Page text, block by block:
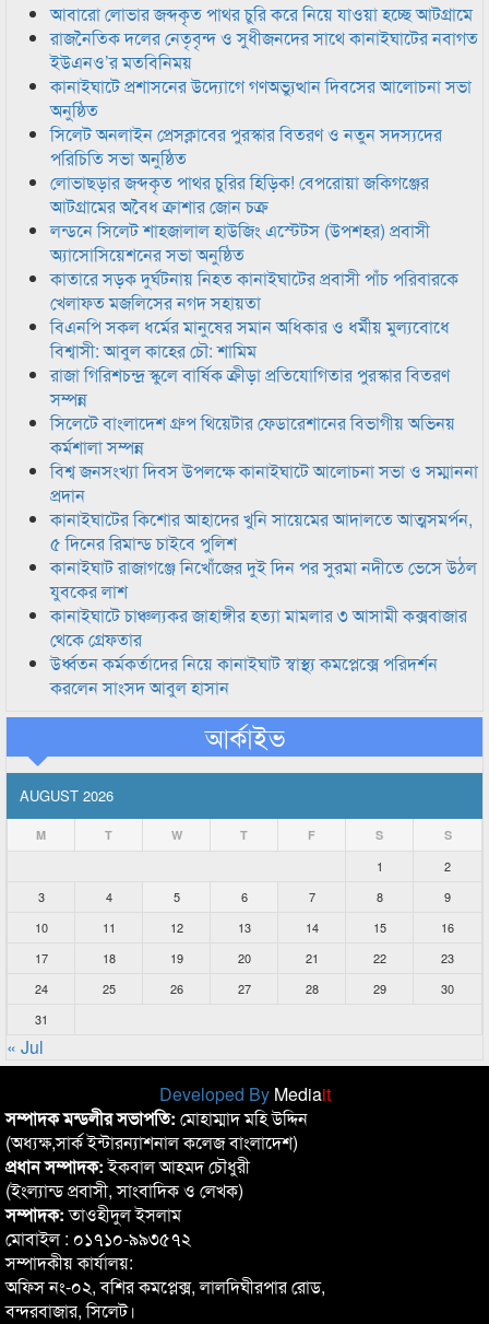
আবারো লোভার জব্দকৃত পাথর চুরি করে নিয়ে যাওয়া হচ্ছে আটগ্রামে
রাজনৈতিক দলের নেতৃবৃন্দ ও সুধীজনদের সাথে কানাইঘাটের নবাগত
ইউএনও’র মতবিনিময়
কানাইঘাটে প্রশাসনের উদ্যোগে গণঅভ্যুত্থান দিবসের আলোচনা সভা
অনুষ্ঠিত
সিলেট অনলাইন প্রেসক্লাবের পুরস্কার বিতরণ ও নতুন সদস্যদের
পরিচিতি সভা অনুষ্ঠিত
লোভাছড়ার জব্দকৃত পাথর চুরির হিড়িক! বেপরোয়া জকিগঞ্জের
আটগ্রামের অবৈধ ক্রাশার জোন চক্র
লন্ডনে সিলেট শাহজালাল হাউজিং এস্টেটস (উপশহর) প্রবাসী
অ্যাসোসিয়েশনের সভা অনুষ্ঠিত
কাতারে সড়ক দুর্ঘটনায় নিহত কানাইঘাটের প্রবাসী পাঁচ পরিবারকে
খেলাফত মজলিসের নগদ সহায়তা
বিএনপি সকল ধর্মের মানুষের সমান অধিকার ও ধর্মীয় মুল্যবোধে
বিশ্বাসী: আবুল কাহের চৌ: শামিম
রাজা গিরিশচন্দ্র স্কুলে বার্ষিক ক্রীড়া প্রতিযোগিতার পুরস্কার বিতরণ
সম্পন্ন
সিলেটে বাংলাদেশ গ্রুপ থিয়েটার ফেডারেশানের বিভাগীয় অভিনয়
কর্মশালা সম্পন্ন
বিশ্ব জনসংখ্যা দিবস উপলক্ষে কানাইঘাটে আলোচনা সভা ও সম্মাননা
প্রদান
কানাইঘাটের কিশোর আহাদের খুনি সায়েমের আদালতে আত্মসমর্পন,
৫ দিনের রিমান্ড চাইবে পুলিশ
কানাইঘাট রাজাগঞ্জে নিখোঁজের দুই দিন পর সুরমা নদীতে ভেসে উঠল
যুবকের লাশ
কানাইঘাটে চাঞ্চল্যকর জাহাঙ্গীর হত্যা মামলার ৩ আসামী কক্সবাজার
থেকে গ্রেফতার
উর্ধ্বতন কর্মকর্তাদের নিয়ে কানাইঘাট স্বাস্থ্য কমপ্লেক্সে পরিদর্শন
করলেন সাংসদ আবুল হাসান
আর্কাইভ
AUGUST 2026
M T W T F S S
1
2
3
4 5 6 7 8
9
10
11 12 13 14 15
16
17
18 19 20 21 22
23
24
25 26 27 28 29
30
31
« Jul
Developed By Mediait
সম্পাদক মন্ডলীর সভাপতি: মোহাম্মাদ মহি উদ্দিন
(অধ্যক্ষ,সার্ক ইন্টারন্যাশনাল কলেজ বাংলাদেশ)
প্রধান সম্পাদক:ইকবাল আহমদ চৌধুরী
(ইংল্যান্ড প্রবাসী, সাংবাদিক ও লেখক)
সম্পাদক:তাওহীদুল ইসলাম
মোবাইল : ০১৭১০-৯৯৩৫৭২
সম্পাদকীয় কার্যালয়:
অফিস নং-০২, বশির কমপ্লেক্স, লালদিঘীরপার রোড,
বন্দরবাজার, সিলেট।